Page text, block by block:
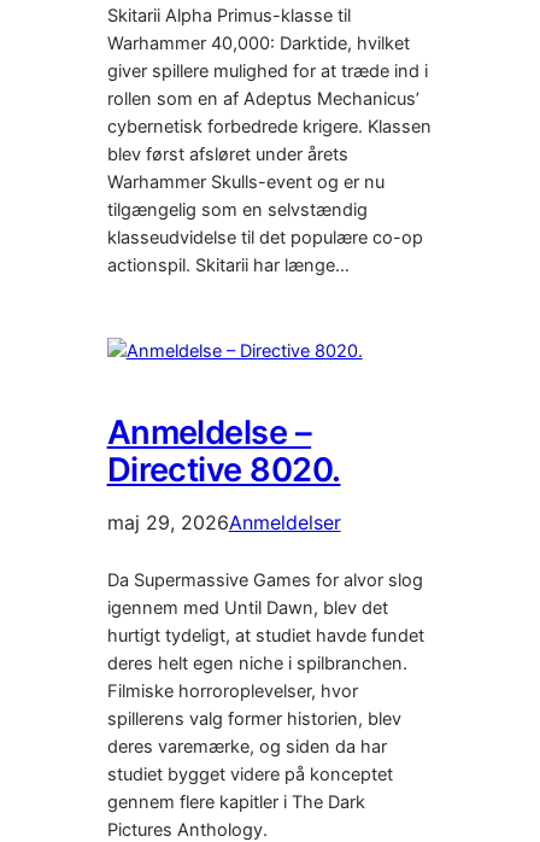
Skitarii Alpha Primus-klasse til
Warhammer 40,000: Darktide, hvilket
giver spillere mulighed for at træde ind i
rollen som en af Adeptus Mechanicus’
cybernetisk forbedrede krigere. Klassen
blev først afsløret under årets
Warhammer Skulls-event og er nu
tilgængelig som en selvstændig
klasseudvidelse til det populære co-op
actionspil. Skitarii har længe…
Anmeldelse –
Directive 8020.
maj 29, 2026Anmeldelser
Da Supermassive Games for alvor slog
igennem med Until Dawn, blev det
hurtigt tydeligt, at studiet havde fundet
deres helt egen niche i spilbranchen.
Filmiske horroroplevelser, hvor
spillerens valg former historien, blev
deres varemærke, og siden da har
studiet bygget videre på konceptet
gennem flere kapitler i The Dark
Pictures Anthology.